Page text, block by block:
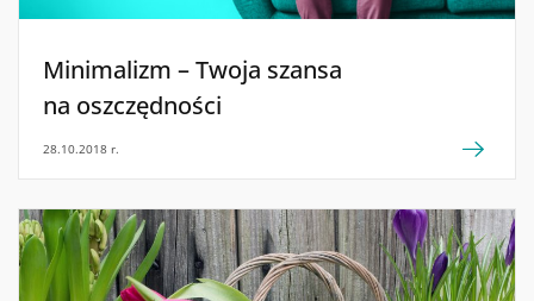
Minimalizm – Twoja szansa
na oszczędności
28.10.2018 r.